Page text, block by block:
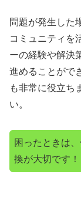
問題が発生した
コミュニティを
ーの経験や解決
進めることがで
も非常に役立ち
い。
困ったときは
換が大切です！